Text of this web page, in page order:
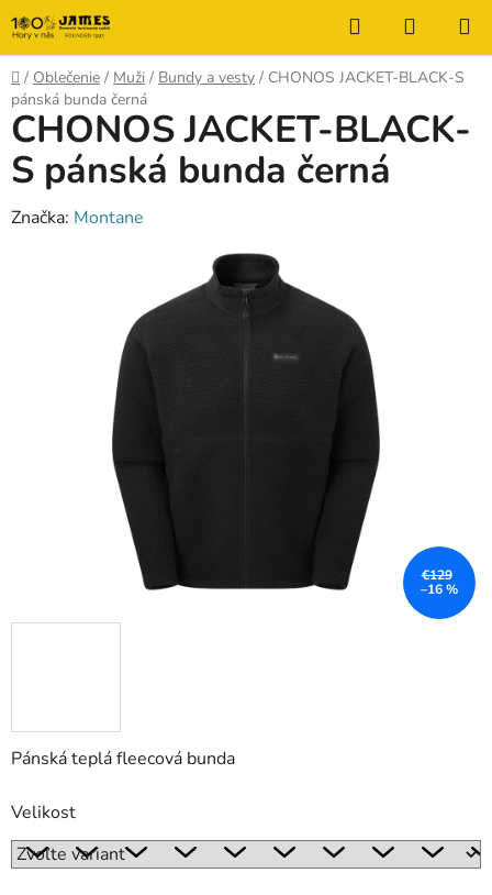
Prejsť
na
obsah
Hľadať
KOŠÍK
Domov
/ Oblečenie / Muži / Bundy a vesty / CHONOS JACKET-BLACK-S
pánská bunda černá
Pánská teplá fleecová bunda
Velikost
CHONOS JACKET-BLACK-
S pánská bunda černá
Značka: Montane
€129
–16 %